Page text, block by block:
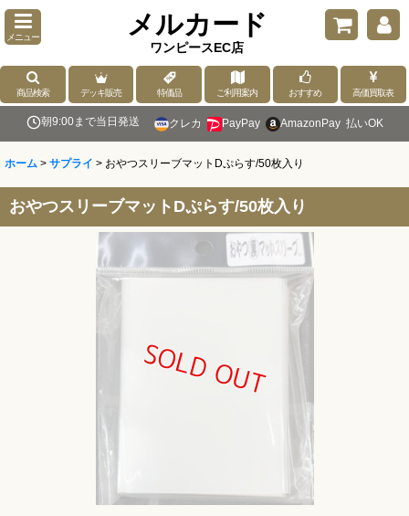
メニュー メルカード
ワンピースEC店
商品検索 デッキ販売 特価品 ご利用案内 おすすめ 高価買取表
朝9:00まで当日発送 クレカ PayPay AmazonPay 払いOK
ホーム > サプライ > おやつスリーブマットDぷらす/50枚入り
おやつスリーブマットDぷらす/50枚入り